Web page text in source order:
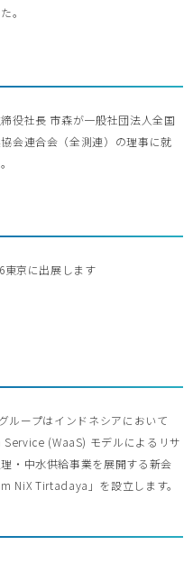
。
役社長 市森が一般社団法人全国
会連合会（全測連）の理事に就
東京に出展します
ループはインドネシアにおいて
(WaaS) モデルによるリサ
・中水供給事業を展開する新会
NiX Tirtadaya」を設立します。